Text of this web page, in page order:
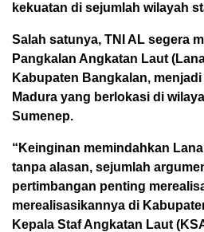
kekuatan di sejumlah wilayah
Salah satunya, TNI AL segera
Pangkalan Angkatan Laut
Kabupaten Bangkalan,
Madura yang berlokasi di
Sumenep.
“Keinginan memindahkan
tanpa alasan, sejumlah
pertimbangan penting
merealisasikannya di
Kepala Staf Angkatan Laut